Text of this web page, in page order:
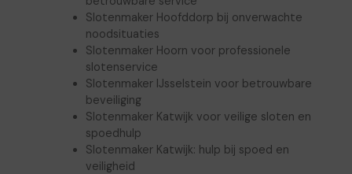
Slotenmaker Hoofddorp bij onverwachte
noodsituaties
Slotenmaker Hoorn voor professionele
slotenservice
Slotenmaker IJsselstein voor betrouwbare
beveiliging
Slotenmaker Katwijk voor veilige sloten en
spoedhulp
Slotenmaker Katwijk: hulp bij spoed en
veiligheid